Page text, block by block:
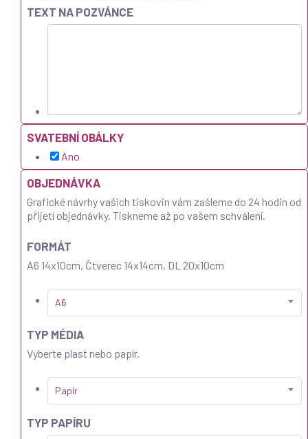
TEXT NA POZVÁNCE
SVATEBNÍ OBÁLKY
Ano
OBJEDNÁVKA
Grafické návrhy vašich tiskovin vám zašleme do 24 hodin od
přijetí objednávky. Tiskneme až po vašem schválení.
FORMÁT
A6 14x10cm, Čtverec 14x14cm, DL 20x10cm
A6
TYP MÉDIA
Vyberte plast nebo papír.
Papír
TYP PAPÍRU